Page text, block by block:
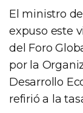
El ministro
expuso este
del Foro
por la
Desarrollo
refirió a la